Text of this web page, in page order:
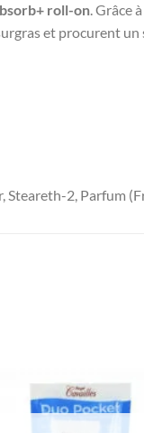
roll-on. Grâce
et procurent
2, Parfum